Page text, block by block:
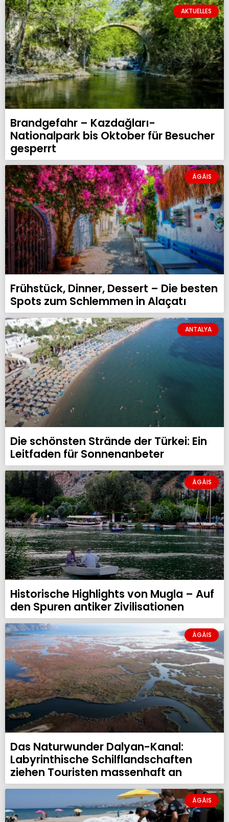
AKTUELLES
Brandgefahr – Kazdağları-
Nationalpark bis Oktober für Besucher
gesperrt
ÄGÄIS
Frühstück, Dinner, Dessert – Die besten
Spots zum Schlemmen in Alaçatı
ANTALYA
Die schönsten Strände der Türkei: Ein
Leitfaden für Sonnenanbeter
ÄGÄIS
Historische Highlights von Mugla – Auf
den Spuren antiker Zivilisationen
ÄGÄIS
Das Naturwunder Dalyan-Kanal:
Labyrinthische Schilflandschaften
ziehen Touristen massenhaft an
ÄGÄIS